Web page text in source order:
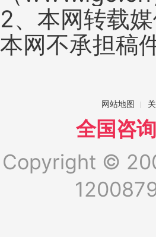
2、本网转载
本网不承担稿
网站地图
全国咨
Copyright ©